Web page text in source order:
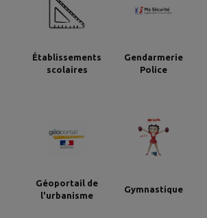
Établissements
scolaires
Gendarmerie
Police
Géoportail de
l'urbanisme
Gymnastique